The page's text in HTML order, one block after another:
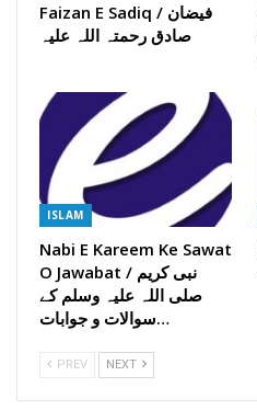
Faizan E Sadiq / فیضان
صادق رحمتہ اللہ علیہ
ISLAM
Nabi E Kareem Ke Sawat
O Jawabat / نبی کریم
صلی اللہ علیہ وسلم کے
سوالات و جوابات…
PREV NEXT